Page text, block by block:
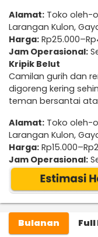
Alamat: Toko oleh-
Larangan Kulon,
Harga:
Jam Operasional:
Kripik Belut
Camilan gurih dan
digoreng kering
teman bersantai
Alamat: Toko oleh-
Larangan Kulon,
Harga:
Jam Operasional:
Bulanan Full